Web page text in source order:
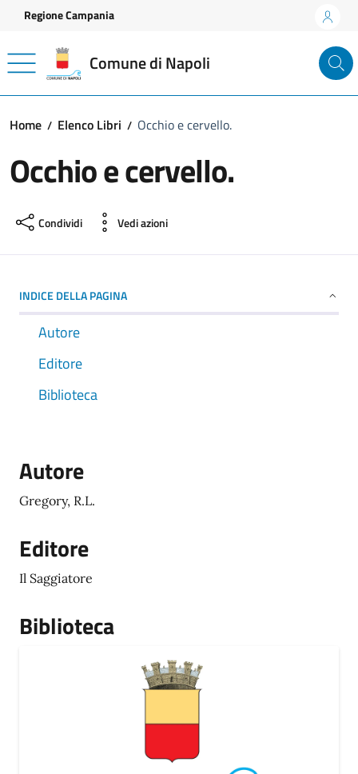
Vai ai contenuti
Vai al footer
Regione Campania
Comune di Napoli
Home Elenco Libri Occhio e cervello.
Occhio e cervello.
Condividi Vedi azioni
INDICE DELLA PAGINA
Autore
Editore
Biblioteca
Autore
Gregory, R.L.
Editore
Il Saggiatore
Biblioteca